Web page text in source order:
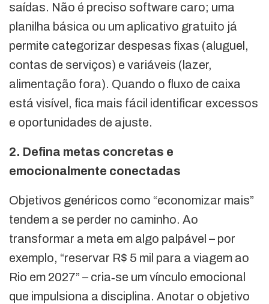
saídas. Não é preciso software caro; uma
planilha básica ou um aplicativo gratuito já
permite categorizar despesas fixas (aluguel,
contas de serviços) e variáveis (lazer,
alimentação fora). Quando o fluxo de caixa
está visível, fica mais fácil identificar excessos
e oportunidades de ajuste.
2. Defina metas concretas e
emocionalmente conectadas
Objetivos genéricos como “economizar mais”
tendem a se perder no caminho. Ao
transformar a meta em algo palpável – por
exemplo, “reservar R$ 5 mil para a viagem ao
Rio em 2027” – cria‑se um vínculo emocional
que impulsiona a disciplina. Anotar o objetivo